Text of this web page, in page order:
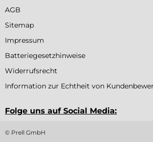
AGB
Sitemap
Impressum
Batteriegesetzhinweise
Widerrufsrecht
Information zur Echtheit von
Folge uns auf Social Media:
© Prell GmbH